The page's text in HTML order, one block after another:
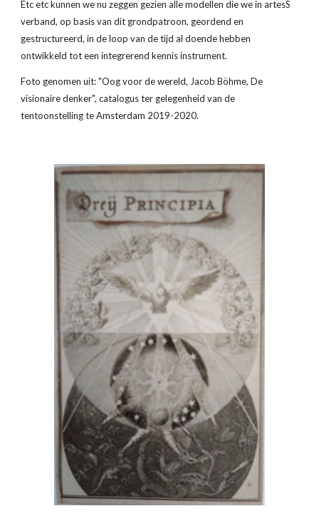
Etc etc kunnen we nu zeggen gezien alle modellen die we in artesS
verband, op basis van dit grondpatroon, geordend en
gestructureerd, in de loop van de tijd al doende hebben
ontwikkeld tot een integrerend kennis instrument.
Foto genomen uit: "Oog voor de wereld, Jacob Böhme, De
visionaire denker", catalogus ter gelegenheid van de
tentoonstelling te Amsterdam 2019-2020.